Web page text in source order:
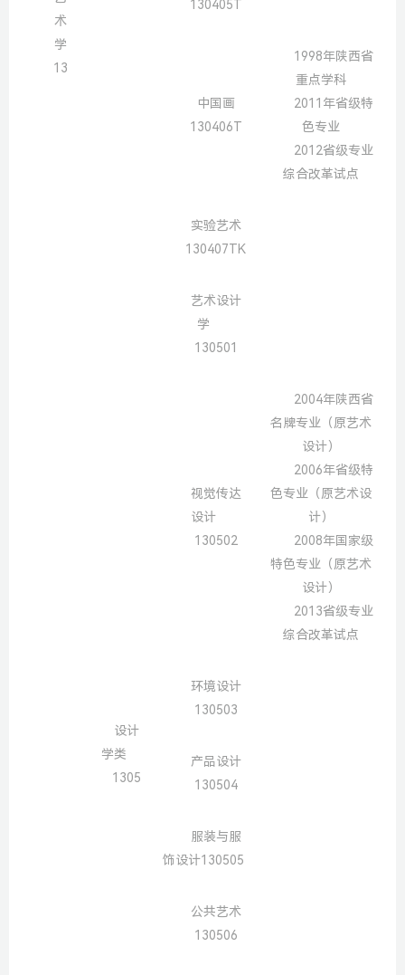
术
学
13
130405T
中国画
130406T
1998年陕西省
重点学科
2011年省级特
色专业
2012省级专业
综合改革试点
实验艺术
130407TK
设计
学类
1305
艺术设计
学
130501
视觉传达
设计
130502
2004年陕西省
名牌专业（原艺术
设计）
2006年省级特
色专业（原艺术设
计）
2008年国家级
特色专业（原艺术
设计）
2013省级专业
综合改革试点
环境设计
130503
产品设计
130504
服装与服
饰设计130505
公共艺术
130506